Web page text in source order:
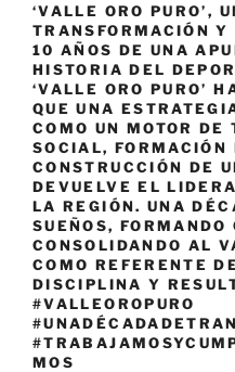
‘VALLE ORO PURO’,
TRANSFORMACIÓN Y
10 AÑOS DE UNA
HISTORIA DEL
‘VALLE ORO PURO’
QUE UNA
COMO UN MOTOR DE
SOCIAL, FORMACIÓN
CONSTRUCCIÓN DE
DEVUELVE EL
LA REGIÓN. UNA
SUEÑOS, FORMANDO
CONSOLIDANDO AL
COMO REFERENTE
DISCIPLINA Y
#VALLEOROPURO
MOS